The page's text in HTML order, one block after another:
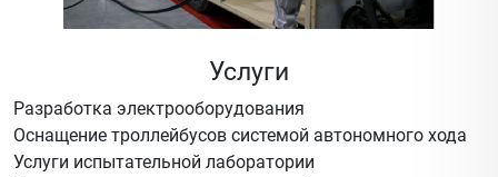
Услуги
Разработка электрооборудования
Оснащение троллейбусов системой автономного хода
Услуги испытательной лаборатории